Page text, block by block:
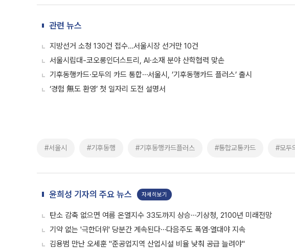
관련 뉴스
지방선거 소청 130건 접수…서울시장 선거만 10건
서울시립대-코오롱인더스트리, AI·소재 분야 산학협력 맞손
기후동행카드·모두의 카드 통합⋯서울시, ’기후동행카드 플러스’ 출시
‘경험 無도 환영’ 첫 일자리 도전 설명서
#서울시 #기후동행 #기후동행카드플러스 #통합교통카드 #모두
윤희성 기자의 주요 뉴스 자세히보기
탄소 감축 없으면 여름 온열지수 33도까지 상승⋯기상청, 2100년 미래전망
기약 없는 '극한더위' 당분간 계속된다⋯다음주도 폭염·열대야 지속
김용범 만난 오세훈 "준공업지역 산업시설 비율 낮춰 공급 늘려야"